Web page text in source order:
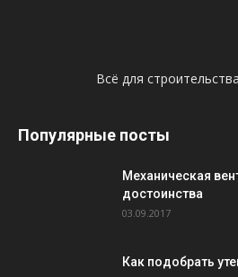
Всё для
Популярные посты
Механическая
достоинства
03.09.2017
Как подобрать